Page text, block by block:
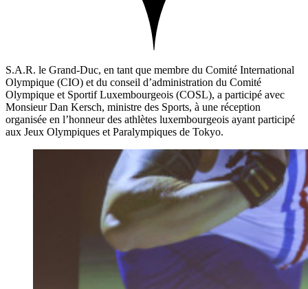
S.A.R. le Grand-Duc, en tant que membre du Comité International
Olympique (CIO) et du conseil d’administration du Comité
Olympique et Sportif Luxembourgeois (COSL), a participé avec
Monsieur Dan Kersch, ministre des Sports, à une réception
organisée en l’honneur des athlètes luxembourgeois ayant participé
aux Jeux Olympiques et Paralympiques de Tokyo.